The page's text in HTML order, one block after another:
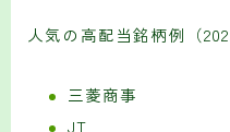
人気の高配当銘柄例（
三菱商事
JT